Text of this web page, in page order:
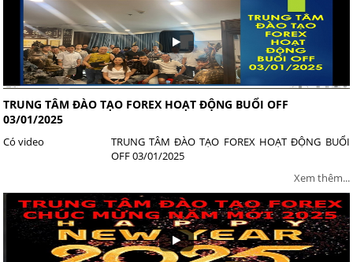
TRUNG TÂM ĐÀO TẠO FOREX HOẠT ĐỘNG BUỔI OFF
03/01/2025
TRUNG TÂM ĐÀO TẠO FOREX HOẠT ĐỘNG BUỔI
OFF 03/01/2025
Có video
Xem thêm...